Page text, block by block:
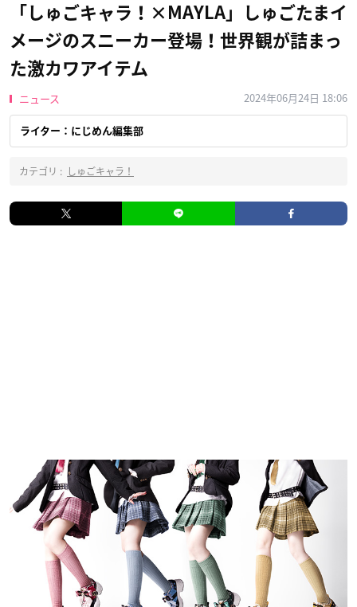
「しゅごキャラ！×MAYLA」しゅごたまイ
メージのスニーカー登場！世界観が詰まっ
た激カワアイテム
ニュース 2024年06月24日 18:06
ライター：にじめん編集部
カテゴリ : しゅごキャラ！